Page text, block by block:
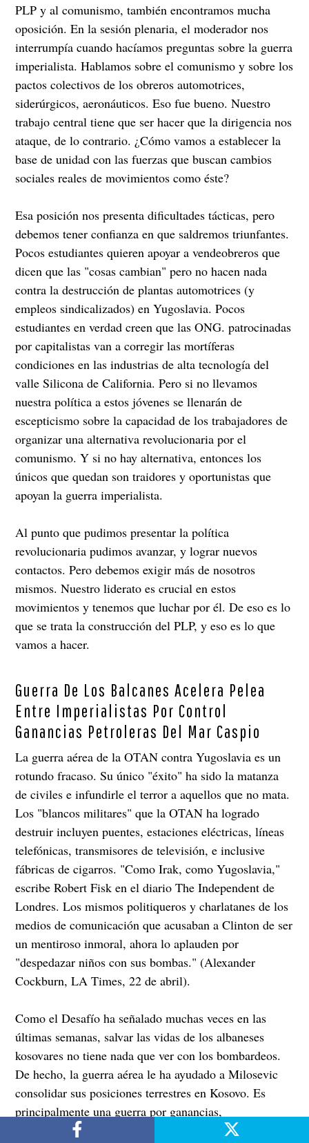
PLP y al comunismo, también encontramos mucha
oposición. En la sesión plenaria, el moderador nos
interrumpía cuando hacíamos preguntas sobre la guerra
imperialista. Hablamos sobre el comunismo y sobre los
pactos colectivos de los obreros automotrices,
siderúrgicos, aeronáuticos. Eso fue bueno. Nuestro
trabajo central tiene que ser hacer que la dirigencia nos
ataque, de lo contrario. ¿Cómo vamos a establecer la
base de unidad con las fuerzas que buscan cambios
sociales reales de movimientos como éste?
Esa posición nos presenta dificultades tácticas, pero
debemos tener confianza en que saldremos triunfantes.
Pocos estudiantes quieren apoyar a vendeobreros que
dicen que las "cosas cambian" pero no hacen nada
contra la destrucción de plantas automotrices (y
empleos sindicalizados) en Yugoslavia. Pocos
estudiantes en verdad creen que las ONG. patrocinadas
por capitalistas van a corregir las mortíferas
condiciones en las industrias de alta tecnología del
valle Silicona de California. Pero si no llevamos
nuestra política a estos jóvenes se llenarán de
escepticismo sobre la capacidad de los trabajadores de
organizar una alternativa revolucionaria por el
comunismo. Y si no hay alternativa, entonces los
únicos que quedan son traidores y oportunistas que
apoyan la guerra imperialista.
Al punto que pudimos presentar la política
revolucionaria pudimos avanzar, y lograr nuevos
contactos. Pero debemos exigir más de nosotros
mismos. Nuestro liderato es crucial en estos
movimientos y tenemos que luchar por él. De eso es lo
que se trata la construcción del PLP, y eso es lo que
vamos a hacer.
Guerra De Los Balcanes Acelera Pelea
Entre Imperialistas Por Control
Ganancias Petroleras Del Mar Caspio
La guerra aérea de la OTAN contra Yugoslavia es un
rotundo fracaso. Su único "éxito" ha sido la matanza
de civiles e infundirle el terror a aquellos que no mata.
Los "blancos militares" que la OTAN ha logrado
destruir incluyen puentes, estaciones eléctricas, líneas
telefónicas, transmisores de televisión, e inclusive
fábricas de cigarros. "Como Irak, como Yugoslavia,"
escribe Robert Fisk en el diario The Independent de
Londres. Los mismos politiqueros y charlatanes de los
medios de comunicación que acusaban a Clinton de ser
un mentiroso inmoral, ahora lo aplauden por
"despedazar niños con sus bombas." (Alexander
Cockburn, LA Times, 22 de abril).
Como el Desafío ha señalado muchas veces en las
últimas semanas, salvar las vidas de los albaneses
kosovares no tiene nada que ver con los bombardeos.
De hecho, la guerra aérea le ha ayudado a Milosevic
consolidar sus posiciones terrestres en Kosovo. Es
principalmente una guerra por ganancias,
particularmente por ganancias petroleras, y por